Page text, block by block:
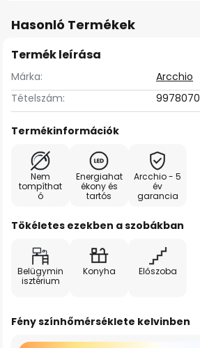
Hasonló Termékek
Termék leírása
Márka:
Arcchio
Tételszám:
9978070
Termékinformációk
Nem
tompíthat
ó
Energiahat
ékony és
tartós
Arcchio - 5
év
garancia
Tökéletes ezekben a szobákban
Belügymin
isztérium
Konyha Előszoba
Fény színhőmérséklete kelvinben